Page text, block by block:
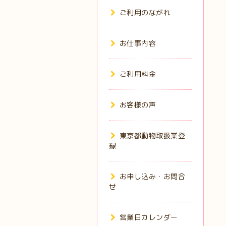
ご利用のながれ
お仕事内容
ご利用料金
お客様の声
東京都動物取扱業登
録
お申し込み・お問合
せ
営業日カレンダー